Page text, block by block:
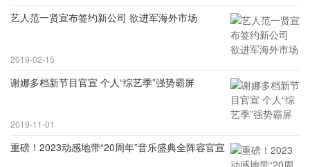
艺人范一贤宣布签约新公司 欲进军海外市场
2019-02-15
谢娜多档新节目官宣 个人“综艺季”强势霸屏
2019-11-01
重磅！2023动感地带“20周年”音乐盛典全阵容官宣